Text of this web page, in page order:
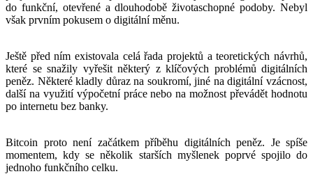
do funkční, otevřené a dlouhodobě životaschopné podoby. Nebyl
však prvním pokusem o digitální měnu.
Ještě před ním existovala celá řada projektů a teoretických návrhů,
které se snažily vyřešit některý z klíčových problémů digitálních
peněz. Některé kladly důraz na soukromí, jiné na digitální vzácnost,
další na využití výpočetní práce nebo na možnost převádět hodnotu
po internetu bez banky.
Bitcoin proto není začátkem příběhu digitálních peněz. Je spíše
momentem, kdy se několik starších myšlenek poprvé spojilo do
jednoho funkčního celku.